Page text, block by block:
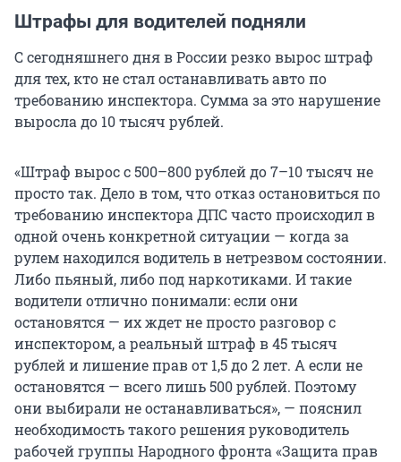
Штрафы для водителей подняли
С сегодняшнего дня в России резко вырос штраф
для тех, кто не стал останавливать авто по
требованию инспектора. Сумма за это нарушение
выросла до 10 тысяч рублей.
«Штраф вырос с 500–800 рублей до 7–10 тысяч не
просто так. Дело в том, что отказ остановиться по
требованию инспектора ДПС часто происходил в
одной очень конкретной ситуации — когда за
рулем находился водитель в нетрезвом состоянии.
Либо пьяный, либо под наркотиками. И такие
водители отлично понимали: если они
остановятся — их ждет не просто разговор с
инспектором, а реальный штраф в 45 тысяч
рублей и лишение прав от 1,5 до 2 лет. А если не
остановятся — всего лишь 500 рублей. Поэтому
они выбирали не останавливаться», — пояснил
необходимость такого решения руководитель
рабочей группы Народного фронта «Защита прав